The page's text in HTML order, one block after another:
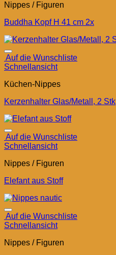
Nippes / Figuren
Buddha Kopf H 41 cm 2x
Auf die Wunschliste
Schnellansicht
Küchen-Nippes
Kerzenhalter Glas/Metall, 2 Stk
Auf die Wunschliste
Schnellansicht
Nippes / Figuren
Elefant aus Stoff
Auf die Wunschliste
Schnellansicht
Nippes / Figuren